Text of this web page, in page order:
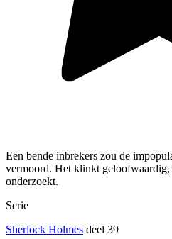
Een bende inbrekers zou de
vermoord. Het klinkt
onderzoekt.
Serie
Sherlock Holmes deel 39